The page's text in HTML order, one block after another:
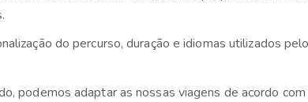
do percurso, duração e idiomas utilizados
podemos adaptar as nossas viagens de acordo com